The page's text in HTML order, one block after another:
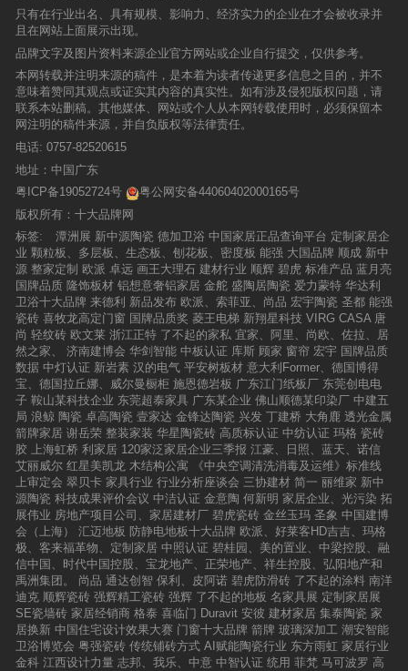
只有在行业出名、具有规模、影响力、经济实力的企业在才会被收录并
且在网站上面展示出现。
品牌文字及图片资料来源企业官方网站或企业自行提交，仅供参考。
本网转载并注明来源的稿件，是本着为读者传递更多信息之目的，并不
意味着赞同其观点或证实其内容的真实性。如有涉及侵犯版权问题，请
联系本站删稿。其他媒体、网站或个人从本网转载使用时，必须保留本
网注明的稿件来源，并自负版权等法律责任。
电话: 0757-82520615
地址：中国广东
粤ICP备19052724号
粤公网安备44060402000165号
版权所有：十大品牌网
标签:
潭洲展 新中源陶瓷 德加卫浴 中国家居正品查询平台 定制家居企
业 颗粒板、多层板、生态板、刨花板、密度板 能强 大国品牌 顺成 新中
源 整家定制 欧派 卓远 画王大理石 建材行业 顺辉 碧虎 标准产品 蓝月亮
国牌品质 隆饰板材 铝想意奢铝家居 金舵 盛陶居陶瓷 爱力蒙特 华达利
卫浴十大品牌 来德利 新品发布 欧派、索菲亚、尚品 宏宇陶瓷 圣都 能强
瓷砖 喜牧龙高定门窗 国牌品质奖 菱王电梯 新翔星科技 VIRG CASA 唐
尚 轻纹砖 欧文莱 浙江正特 了不起的家私 宜家、阿里、尚欧、佐拉、居
然之家、
济南建博会 华剑智能 中板认证 库斯 顾家 窗帘 宏宇 国牌品质
数据 中灯认证 新岩素 汉的电气 平安树板材 意大利Former、德国博得
宝、德国拉丘娜、威尔曼橱柜 施恩德岩板 广东江门纸板厂 东莞创电电
子 鞍山某科技企业 东莞超泰家具 广东某企业 佛山顺德某印染厂 中建五
局 浪鲸 陶瓷 卓高陶瓷 壹家达 金锋达陶瓷 兴发 丁建桥 大角鹿 透光金属
箭牌家居 谢岳荣 整装家装 华星陶瓷砖 高质标认证 中纺认证 玛格 瓷砖
胶 上海虹桥 利家居 120家泛家居企业三季报 江豪、日照、蓝天、诺信
艾丽威尔 红星美凯龙 木结构公寓
《中央空调清洗消毒及运维》标准线
上审定会 翠贝卡 家具行业 行业分析座谈会 三协建材 简一 丽维家 新中
源陶瓷 科技成果评价会议 中洁认证 金意陶 何新明 家居企业、光污染 拓
展伟业 房地产项目公司、家居建材厂 碧虎瓷砖 金丝玉玛 圣象 中国建博
会（上海）
汇迈地板 防静电地板十大品牌 欧派、好莱客HD吉吉、玛格
极、客来福革物、定制家居 中照认证 碧桂园、美的置业、中梁控股、融
信中国、时代中国控股、宝龙地产、正荣地产、祥生控股、弘阳地产和
禹洲集团。
尚品 通达创智 保利、皮阿诺 碧虎防滑砖 了不起的涂料 南洋
迪克 顺辉瓷砖 强辉精工瓷砖 强辉 了不起的地板 名家具展 定制家居展
SE瓷墙砖 家居经销商 格泰 喜临门 Duravit 安彼 建材家居 集泰陶瓷 家
居换新 中国住宅设计效果大赛 门窗十大品牌 箭牌 玻璃深加工 潮安智能
卫浴博览会 粤强瓷砖 传统铺砖方式 AI赋能陶瓷行业 东方雨虹 家居行业
金科 江西设计力量 志邦、我乐、中意 中智认证 统用 菲梵 马可波罗 高